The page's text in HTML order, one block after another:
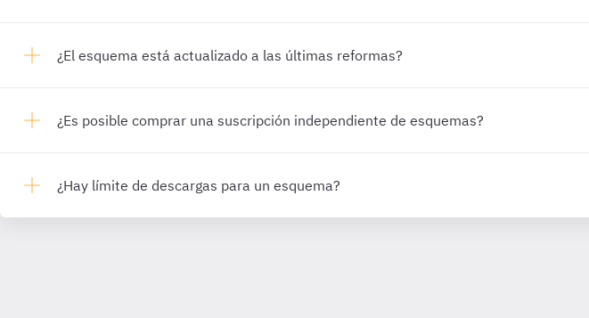
¿El esquema está actualizado a las últimas reformas?
¿Es posible comprar una suscripción independiente de esquemas?
¿Hay límite de descargas para un esquema?